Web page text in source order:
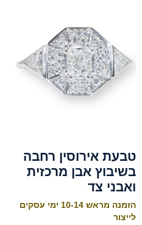
טבעת אירוסין רחבה
בשיבוץ אבן מרכזית
ואבני צד
הזמנה מראש 10-14 ימי עסקים
לייצור